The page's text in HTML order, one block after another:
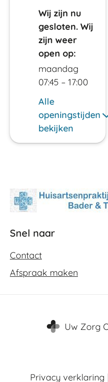
Wij zijn nu
gesloten. Wij
zijn weer
open op:
maandag
07:45 – 17:00
Alle
openingstijden
bekijken
Snel naar
Contact
Afspraak maken
Uw Zorg
Privacy verklaring